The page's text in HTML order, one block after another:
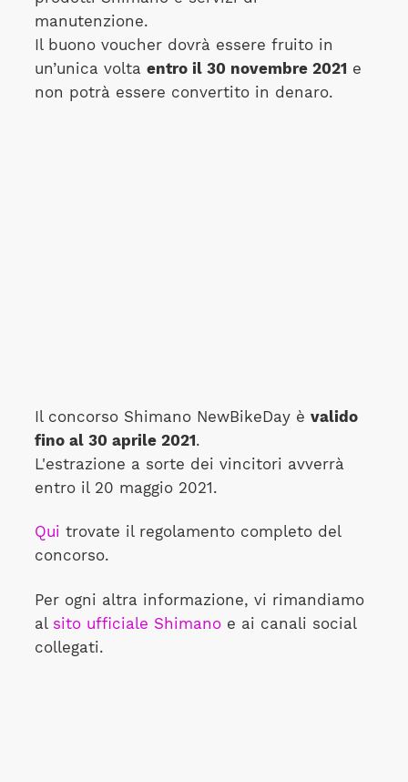
manutenzione.
Il buono voucher dovrà essere fruito in
un’unica volta entro il 30 novembre 2021 e
non potrà essere convertito in denaro.
Il concorso Shimano NewBikeDay è valido
fino al 30 aprile 2021.
L'estrazione a sorte dei vincitori avverrà
entro il 20 maggio 2021.
Qui trovate il regolamento completo del
concorso.
Per ogni altra informazione, vi rimandiamo
al sito ufficiale Shimanoe ai canali social
collegati.